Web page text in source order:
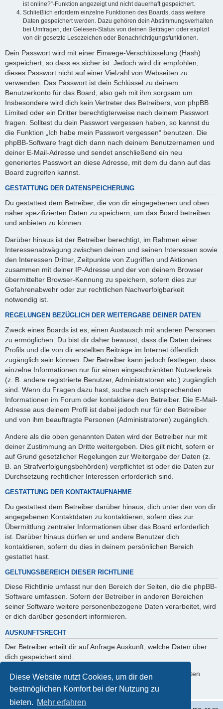
Diese Website nutzt Cookies, um dir den
bestmöglichen Komfort bei der Nutzung zu
bieten. Mehr erfahren
ist online?“-Funktion angezeigt und nicht dauerhaft gespeichert.
Schließlich erfordern einzelne Funktionen des Boards, dass weitere
Daten gespeichert werden. Dazu gehören dein Abstimmungsverhalten
bei Umfragen, der Gelesen-Status von deinen Beiträgen oder explizit
von dir gesetzte Lesezeichen oder Benachrichtigungsfunktionen.
Dein Passwort wird mit einer Einwege-Verschlüsselung (Hash)
gespeichert, so dass es sicher ist. Jedoch wird dir empfohlen,
dieses Passwort nicht auf einer Vielzahl von Webseiten zu
verwenden. Das Passwort ist dein Schlüssel zu deinem
Benutzerkonto für das Board, also geh mit ihm sorgsam um.
Insbesondere wird dich kein Vertreter des Betreibers, von phpBB
Limited oder ein Dritter berechtigterweise nach deinem Passwort
fragen. Solltest du dein Passwort vergessen haben, so kannst du
die Funktion „Ich habe mein Passwort vergessen“ benutzen. Die
phpBB-Software fragt dich dann nach deinem Benutzernamen und
deiner E-Mail-Adresse und sendet anschließend ein neu
generiertes Passwort an diese Adresse, mit dem du dann auf das
Board zugreifen kannst.
GESTATTUNG DER DATENSPEICHERUNG
Du gestattest dem Betreiber, die von dir eingegebenen und oben
näher spezifizierten Daten zu speichern, um das Board betreiben
und anbieten zu können.
Darüber hinaus ist der Betreiber berechtigt, im Rahmen einer
Interessenabwägung zwischen deinen und seinen Interessen sowie
den Interessen Dritter, Zeitpunkte von Zugriffen und Aktionen
zusammen mit deiner IP-Adresse und der von deinem Browser
übermittelter Browser-Kennung zu speichern, sofern dies zur
Gefahrenabwehr oder zur rechtlichen Nachverfolgbarkeit
notwendig ist.
REGELUNGEN BEZÜGLICH DER WEITERGABE DEINER DATEN
Zweck eines Boards ist es, einen Austausch mit anderen Personen
zu ermöglichen. Du bist dir daher bewusst, dass die Daten deines
Profils und die von dir erstellten Beiträge im Internet öffentlich
zugänglich sein können. Der Betreiber kann jedoch festlegen, dass
einzelne Informationen nur für einen eingeschränkten Nutzerkreis
(z. B. andere registrierte Benutzer, Administratoren etc.) zugänglich
sind. Wenn du Fragen dazu hast, suche nach entsprechenden
Informationen im Forum oder kontaktiere den Betreiber. Die E-Mail-
Adresse aus deinem Profil ist dabei jedoch nur für den Betreiber
und von ihm beauftragte Personen (Administratoren) zugänglich.
Andere als die oben genannten Daten wird der Betreiber nur mit
deiner Zustimmung an Dritte weitergeben. Dies gilt nicht, sofern er
auf Grund gesetzlicher Regelungen zur Weitergabe der Daten (z.
B. an Strafverfolgungsbehörden) verpflichtet ist oder die Daten zur
Durchsetzung rechtlicher Interessen erforderlich sind.
GESTATTUNG DER KONTAKTAUFNAHME
Du gestattest dem Betreiber darüber hinaus, dich unter den von dir
angegebenen Kontaktdaten zu kontaktieren, sofern dies zur
Übermittlung zentraler Informationen über das Board erforderlich
ist. Darüber hinaus dürfen er und andere Benutzer dich
kontaktieren, sofern du dies in deinem persönlichen Bereich
gestattet hast.
GELTUNGSBEREICH DIESER RICHTLINIE
Diese Richtlinie umfasst nur den Bereich der Seiten, die die phpBB-
Software umfassen. Sofern der Betreiber in anderen Bereichen
seiner Software weitere personenbezogene Daten verarbeitet, wird
er dich darüber gesondert informieren.
AUSKUNFTSRECHT
Der Betreiber erteilt dir auf Anfrage Auskunft, welche Daten über
dich gespeichert sind.
Du kannst jederzeit die Löschung bzw. Sperrung deiner Daten
verlangen. Kontaktiere hierzu bitte den Betreiber.